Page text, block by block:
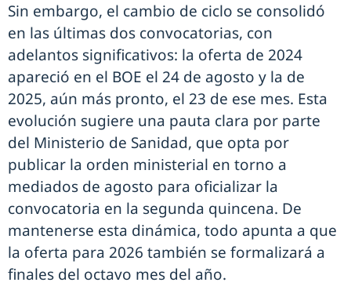
Sin embargo, el cambio de ciclo se consolidó
en las últimas dos convocatorias, con
adelantos significativos: la oferta de 2024
apareció en el BOE el 24 de agosto y la de
2025, aún más pronto, el 23 de ese mes. Esta
evolución sugiere una pauta clara por parte
del Ministerio de Sanidad, que opta por
publicar la orden ministerial en torno a
mediados de agosto para oficializar la
convocatoria en la segunda quincena. De
mantenerse esta dinámica, todo apunta a que
la oferta para 2026 también se formalizará a
finales del octavo mes del año.